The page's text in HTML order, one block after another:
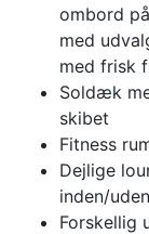
ombord
med
med frisk
Soldæk
skibet
Fitness
Dejlige
inden/
Forskellig